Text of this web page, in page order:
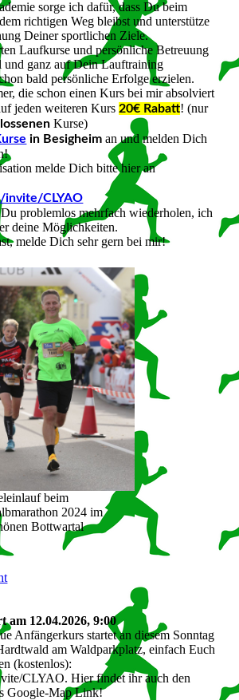
sorge ich dafür, dass Du beim
richtigen Weg bleibst und unterstütze
Deiner sportlichen Ziele.
Laufkurse und persönliche Betreuung
ganz auf Dein Lauftraining
bald persönliche Erfolge erzielen.
die schon einen Kurs bei mir absolviert
jeden weiteren Kurs 20€ Rabatt! (nur
Kurse)
in Besigheim an und melden Dich
melde Dich bitte hier an
invite/CLYAO
problemlos mehrfach wiederholen, ich
deine Möglichkeiten.
melde Dich sehr gern bei mir!
beim
2024 im
Bottwartal
am 12.04.2026, 9:00
Anfängerkurs startet an diesem Sonntag
am Waldparkplatz, einfach Euch
(kostenlos):
CLYAO. Hier findet ihr auch den
Google-Map Link!